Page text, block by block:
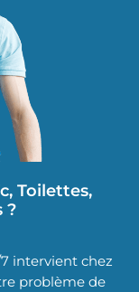
Toilettes,
?
intervient chez
problème de